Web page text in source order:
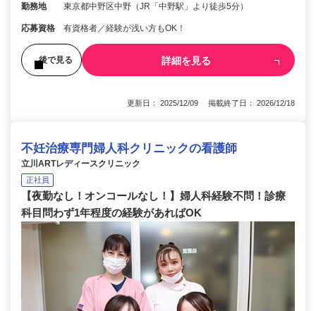
勤務地 東京都中野区中野（JR「中野駅」より徒歩5分）
応募資格 有資格者／経験が浅い方もOK！
後で見る 詳細を見る
更新日： 2025/12/09 掲載終了日： 2026/12/18
不妊治療専門婦人科クリニックの看護師
立川ARTレディースクリニック
正社員
【夜勤なし！オンコールなし！】婦人科経験不問！診療
科目問わず1年程度の経験があればOK